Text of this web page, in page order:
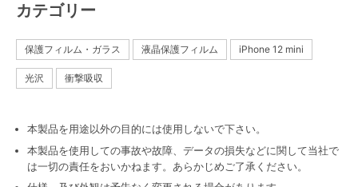
カテゴリー
保護フィルム・ガラス 液晶保護フィルム iPhone 12 mini
光沢 衝撃吸収
本製品を用途以外の目的には使用しないで下さい。
本製品を使用しての事故や故障、データの損失などに関して当社で
は一切の責任をおいかねます。あらかじめご了承ください。